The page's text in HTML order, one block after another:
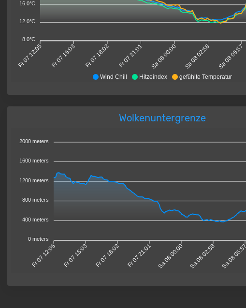
Wind Chill Hitzeindex gefühlte Temperatur
Fr 07 12:05 Fr 07 15:03 Fr 07 18:02 Fr 07 21:01 Sa 08 00:00 Sa 08 02:58 Sa 08 05:57
16.0°C
12.0°C
8.0°C
Wolkenuntergrenze
Fr 07 12:05 Fr 07 15:03 Fr 07 18:02 Fr 07 21:01 Sa 08 00:00 Sa 08 02:58 Sa 08 05:57
2000 meters
1600 meters
1200 meters
800 meters
400 meters
0 meters